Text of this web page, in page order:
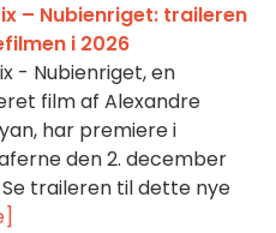
– Nubienriget: traileren
i 2026
- Nubienriget, en
film af Alexandre
har premiere i
den 2. december
Se traileren til dette nye